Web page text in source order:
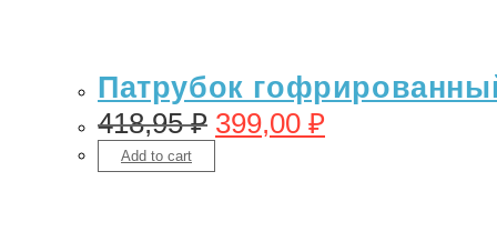
Патрубок
418,95₽ 399,00 ₽
Add to cart